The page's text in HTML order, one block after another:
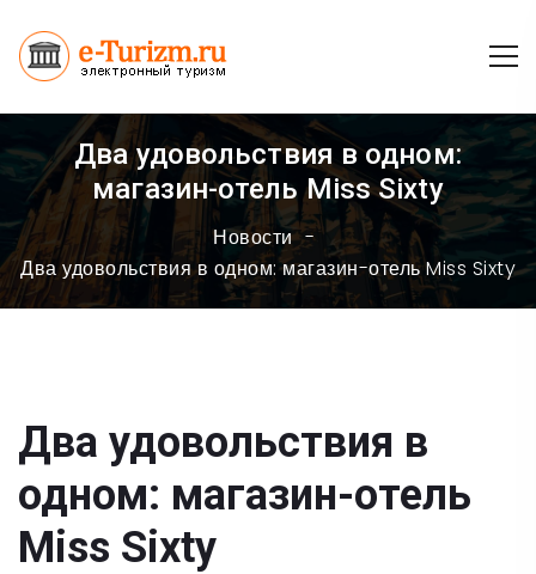
Два удовольствия в одном:
магазин-отель Miss Sixty
Новости
Два удовольствия в одном: магазин-отель Miss Sixty
Два удовольствия в
одном: магазин-отель
Miss Sixty